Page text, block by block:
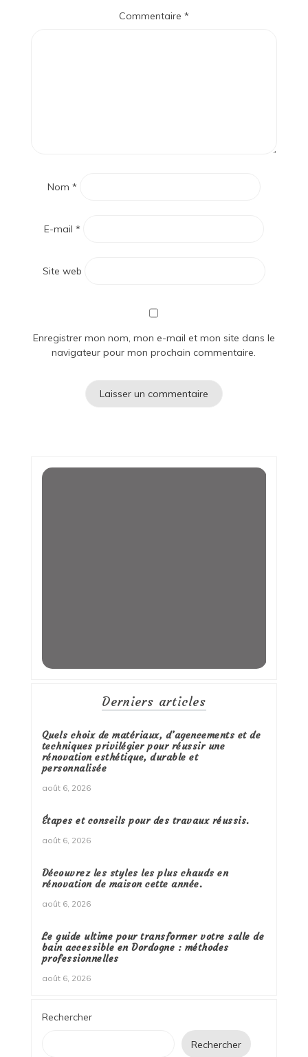
Commentaire *
Nom *
E-mail *
Site web
Enregistrer mon nom, mon e-mail et mon site dans le
navigateur pour mon prochain commentaire.
Derniers articles
Quels choix de matériaux, d’agencements et de
techniques privilégier pour réussir une
rénovation esthétique, durable et
personnalisée
août 6, 2026
Étapes et conseils pour des travaux réussis.
août 6, 2026
Découvrez les styles les plus chauds en
rénovation de maison cette année.
août 6, 2026
Le guide ultime pour transformer votre salle de
bain accessible en Dordogne : méthodes
professionnelles
août 6, 2026
Rechercher
Rechercher